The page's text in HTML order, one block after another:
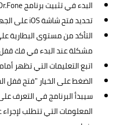
البدء في تثبيت برنامج Dr.Fone على الهاتف.
تحديد فتح شاشة iOS على الجهاز الخاص بك.
التأكد من مستوى البطارية
مشكلة عند البدء في فك قفل
اتبع التعليمات التي تظهر
الضغط على الخيار "فتح قفل
سيبدأ البرنامج في التعرف
المعلومات التي تتطلب